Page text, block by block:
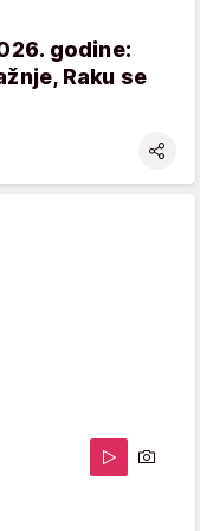
godine:
Raku se